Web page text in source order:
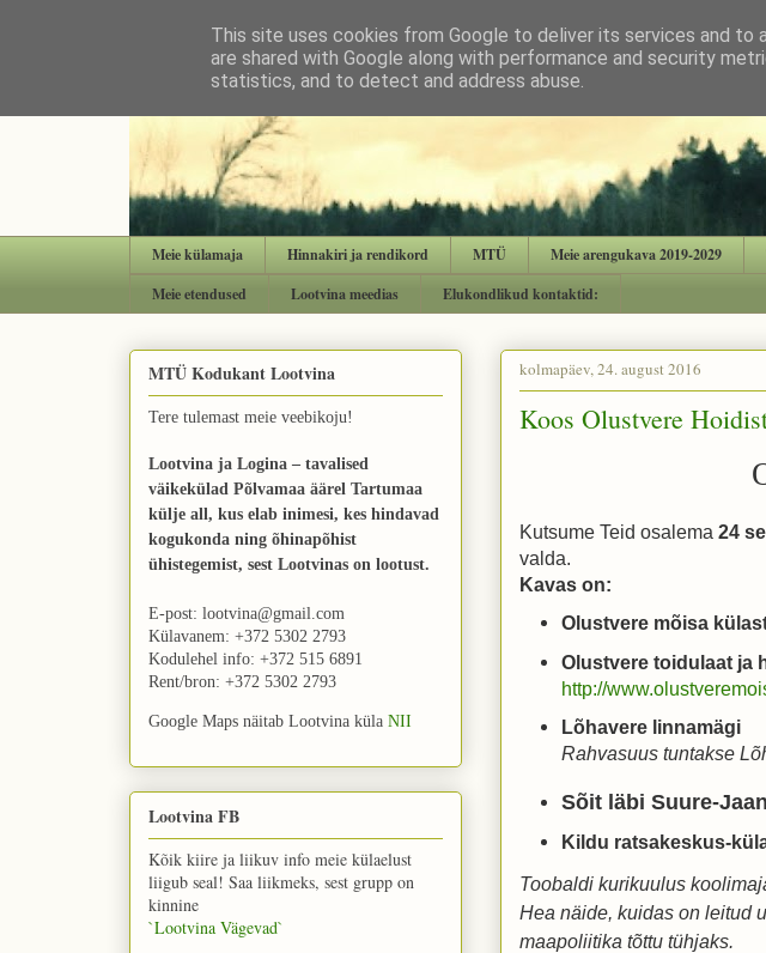
Meie külamaja Hinnakiri ja rendikord MTÜ Meie arengukava 2019-2029
Meie etendused
Lootvina meedias Elukondlikud kontaktid:
kolmapäev, 24. august 2016
Koos Olustvere
Kutsume Teid osalema 24
valda.
Kavas on:
Olustvere mõisa
Olustvere toidulaat ja
http://
Lõhavere linnamägi
Rahvasuus tuntakse
Sõit läbi Suure-
Kildu ratsakeskus-
Toobaldi kurikuulus
Hea näide, kuidas on leitud
maapoliitika tõttu tühjaks.
MTÜ Kodukant Lootvina
Tere tulemast meie veebikoju!
Lootvina ja Logina – tavalised
väikekülad Põlvamaa äärel Tartumaa
külje all, kus elab inimesi, kes hindavad
kogukonda ning õhinapõhist
ühistegemist, sest Lootvinas on lootust.
E-post: lootvina@gmail.com
Külavanem: +372 5302 2793
Kodulehel info: +372 515 6891
Rent/bron: +372 5302 2793
Google Maps näitab Lootvina küla NII
Lootvina FB
Kõik kiire ja liikuv info meie külaelust
liigub seal! Saa liikmeks, sest grupp on
kinnine
`Lootvina Vägevad`
This site uses cookies from Google to deliver its services and to
are shared with Google along with performance and security
statistics, and to detect and address abuse.